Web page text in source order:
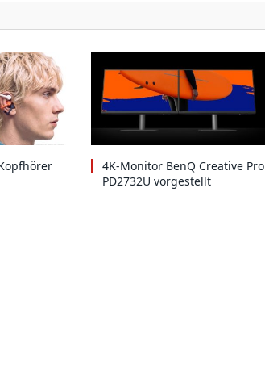
4K-Monitor BenQ Creative Pro
PD2732U vorgestellt